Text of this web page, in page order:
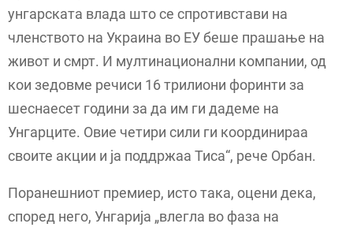
унгарската влада што се спротивстави на
членството на Украина во ЕУ беше прашање на
живот и смрт. И мултинационални компании, од
кои зедовме речиси 16 трилиони форинти за
шеснаесет години за да им ги дадеме на
Унгарците. Овие четири сили ги координираа
своите акции и ја поддржаа Тиса“, рече Орбан.
Поранешниот премиер, исто така, оцени дека,
според него, Унгарија „влегла во фаза на